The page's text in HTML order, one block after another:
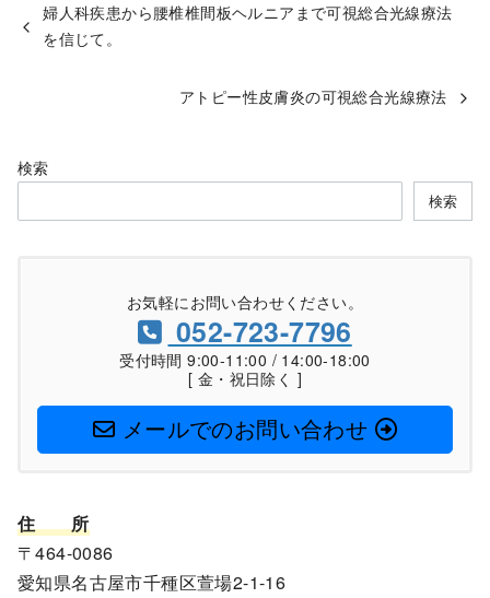
婦人科疾患から腰椎椎間板ヘルニアまで可視総合光線療法
を信じて。
アトピー性皮膚炎の可視総合光線療法
検索
検索
お気軽にお問い合わせください。
052-723-7796
受付時間 9:00-11:00 / 14:00-18:00
[ 金・祝日除く ]
メールでのお問い合わせ
住
所
〒464-0086
愛知県名古屋市千種区萱場2-1-16